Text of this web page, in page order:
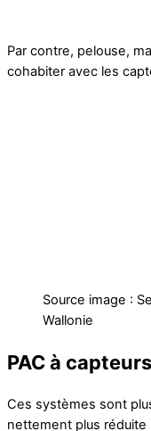
Par contre, pelouse,
cohabiter avec les
Source image :
Wallonie
PAC à
Ces systèmes sont
nettement plus réduite